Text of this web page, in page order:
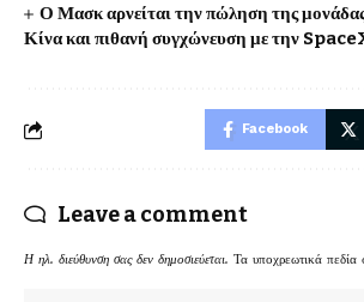
Ο Μασκ αρνείται την πώληση της
Κίνα και πιθανή συγχώνευση με την
Facebook
Leave a comment
Η ηλ. διεύθυνση σας δεν δημοσιεύεται. Τα υποχρεωτικά πεδία